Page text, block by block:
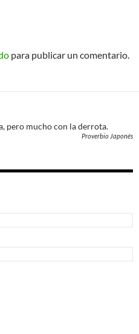
para publicar un comentario.
pero mucho con la derrota.
Proverbio Japonés